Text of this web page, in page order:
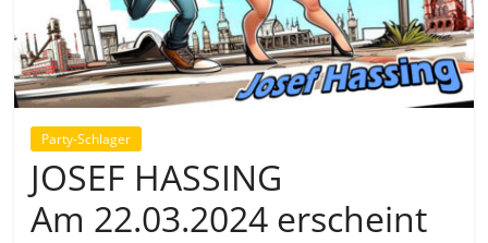
Party-Schlager
JOSEF HASSING
Am 22.03.2024 erscheint